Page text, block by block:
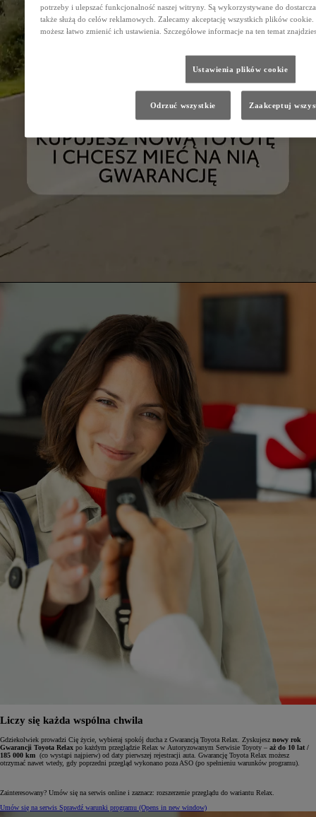
Liczy się każda wspólna chwila
Gdziekolwiek prowadzi Cię życie, wybieraj spokój ducha z Gwarancją Toyota Relax. Zyskujesz nowy rok
Gwarancji Toyota Relax po każdym przeglądzie Relax w Autoryzowanym Serwisie Toyoty – aż do 10 lat /
185 000 km (co wystąpi najpierw) od daty pierwszej rejestracji auta. Gwarancję Toyota Relax możesz
otrzymać nawet wtedy, gdy poprzedni przegląd wykonano poza ASO (po spełnieniu warunków programu).
Zainteresowany? Umów się na serwis online i zaznacz: rozszerzenie przeglądu do wariantu Relax.
Umów się na serwis Sprawdź warunki programu (Opens in new window)
potrzeby i ulepszać funkcjonalność naszej witryny. Są wykorzystywane do
także służą do celów reklamowych. Zalecamy akceptację wszystkich plików
możesz łatwo zmienić ich ustawienia. Szczegółowe informacje na ten temat
Ustawienia plików cookie
Odrzuć wszystkie Zaakceptuj